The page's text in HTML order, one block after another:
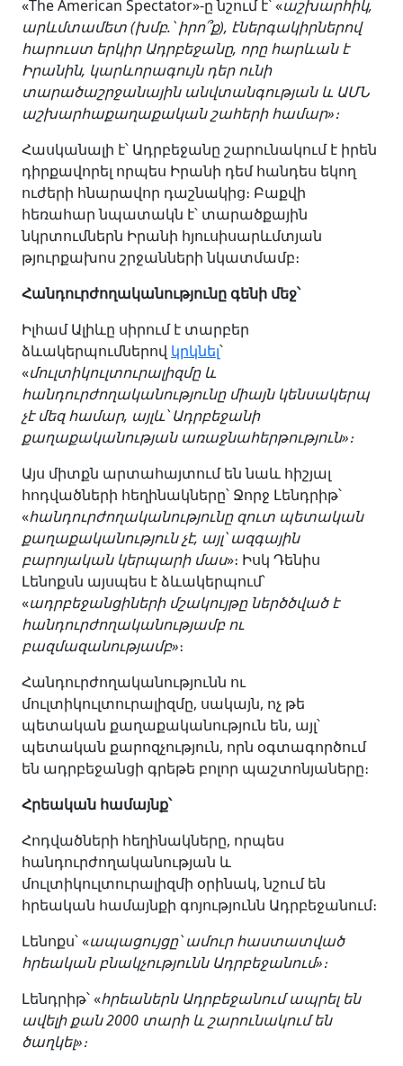
«The American Spectator»-ը նշում է՝ «աշխարհիկ,
արևմտամետ (խմբ.՝իրո՞ք), էներգակիրներով
հարուստ երկիր Ադրբեջանը, որը հարևան է
Իրանին, կարևորագույն դեր ունի
տարածաշրջանային անվտանգության և ԱՄՆ
աշխարհաքաղաքական շահերի համար»։
Հասկանալի է՝ Ադրբեջանը շարունակում է իրեն
դիրքավորել որպես Իրանի դեմ հանդես եկող
ուժերի հնարավոր դաշնակից։ Բաքվի
հեռահար նպատակն է՝ տարածքային
նկրտումներն Իրանի հյուսիսարևմտյան
թյուրքախոս շրջանների նկատմամբ։
Հանդուրժողականությունը գենի մեջ՝
Իլհամ Ալիևը սիրում է տարբեր
ձևակերպումներով կրկնել՝
«մուլտիկուլտուրալիզմը և
հանդուրժողականությունը միայն կենսակերպ
չէ մեզ համար, այլև՝ Ադրբեջանի
քաղաքականության առաջնահերթություն»։
Այս միտքն արտահայտում են նաև հիշյալ
հոդվածների հեղինակները՝ Ջորջ Լենդրիթ՝
«հանդուրժողականությունը զուտ պետական
քաղաքականություն չէ, այլ՝ ազգային
բարոյական կերպարի մաս»։ Իսկ Դենիս
Լենոքսն այսպես է ձևակերպում՝
«ադրբեջանցիների մշակույթը ներծծված է
հանդուրժողականությամբ ու
բազմազանությամբ»։
Հանդուրժողականությունն ու
մուլտիկուլտուրալիզմը, սակայն, ոչ թե
պետական քաղաքականություն են, այլ՝
պետական քարոզչություն, որն օգտագործում
են ադրբեջանցի գրեթե բոլոր պաշտոնյաները։
Հրեական համայնք՝
Հոդվածների հեղինակները, որպես
հանդուրժողականության և
մուլտիկուլտուրալիզմի օրինակ, նշում են
հրեական համայնքի գոյությունն Ադրբեջանում։
Լենոքս՝ «ապացույցը՝ ամուր հաստատված
հրեական բնակչությունն Ադրբեջանում»։
Լենդրիթ՝ «հրեաներն Ադրբեջանում ապրել են
ավելի քան 2000 տարի և շարունակում են
ծաղկել»։